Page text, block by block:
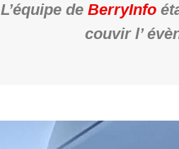
L’équipe de BerryInfo
couvir l’